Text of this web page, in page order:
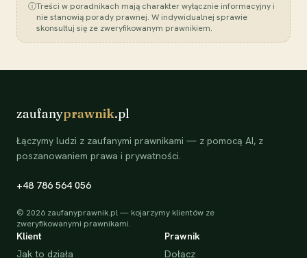
ⓘTreści w poradnikach mają charakter wyłącznie informacyjny i
nie stanowią porady prawnej. W indywidualnej sprawie
skonsultuj się ze zweryfikowanym prawnikiem.
zaufanyprawnik.pl
Łączymy ludzi z zaufanymi prawnikami — z pomocą AI, z
poszanowaniem prawa i prywatności.
+48 786 564 056
© 2026 zaufanyprawnik.pl — kojarzymy klientów ze
zweryfikowanymi prawnikami.
Klient
Jak to działa
Prawnik
Dołącz